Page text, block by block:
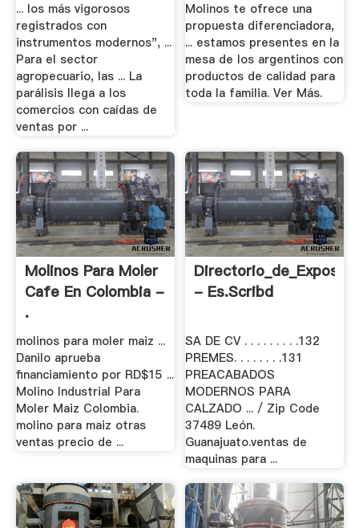
... los más vigorosos
registrados con
instrumentos modernos", ...
Para el sector
agropecuario, las ... La
parálisis llega a los
comercios con caídas de
ventas por ...
Molinos te ofrece una
propuesta diferenciadora,
... estamos presentes en la
mesa de los argentinos con
productos de calidad para
toda la familia. Ver Más.
Molinos Para Moler
Cafe En Colombia -
.
molinos para moler maiz ...
Danilo aprueba
financiamiento por RD$15 ...
Molino Industrial Para
Moler Maiz Colombia.
molino para maiz otras
ventas precio de ...
- Es.scribd
SA DE CV . . . . . . . . .132
PREMES. . . . . . . .131
PREACABADOS
MODERNOS PARA
CALZADO ... / Zip Code
37489 León.
Guanajuato.ventas de
maquinas para ...